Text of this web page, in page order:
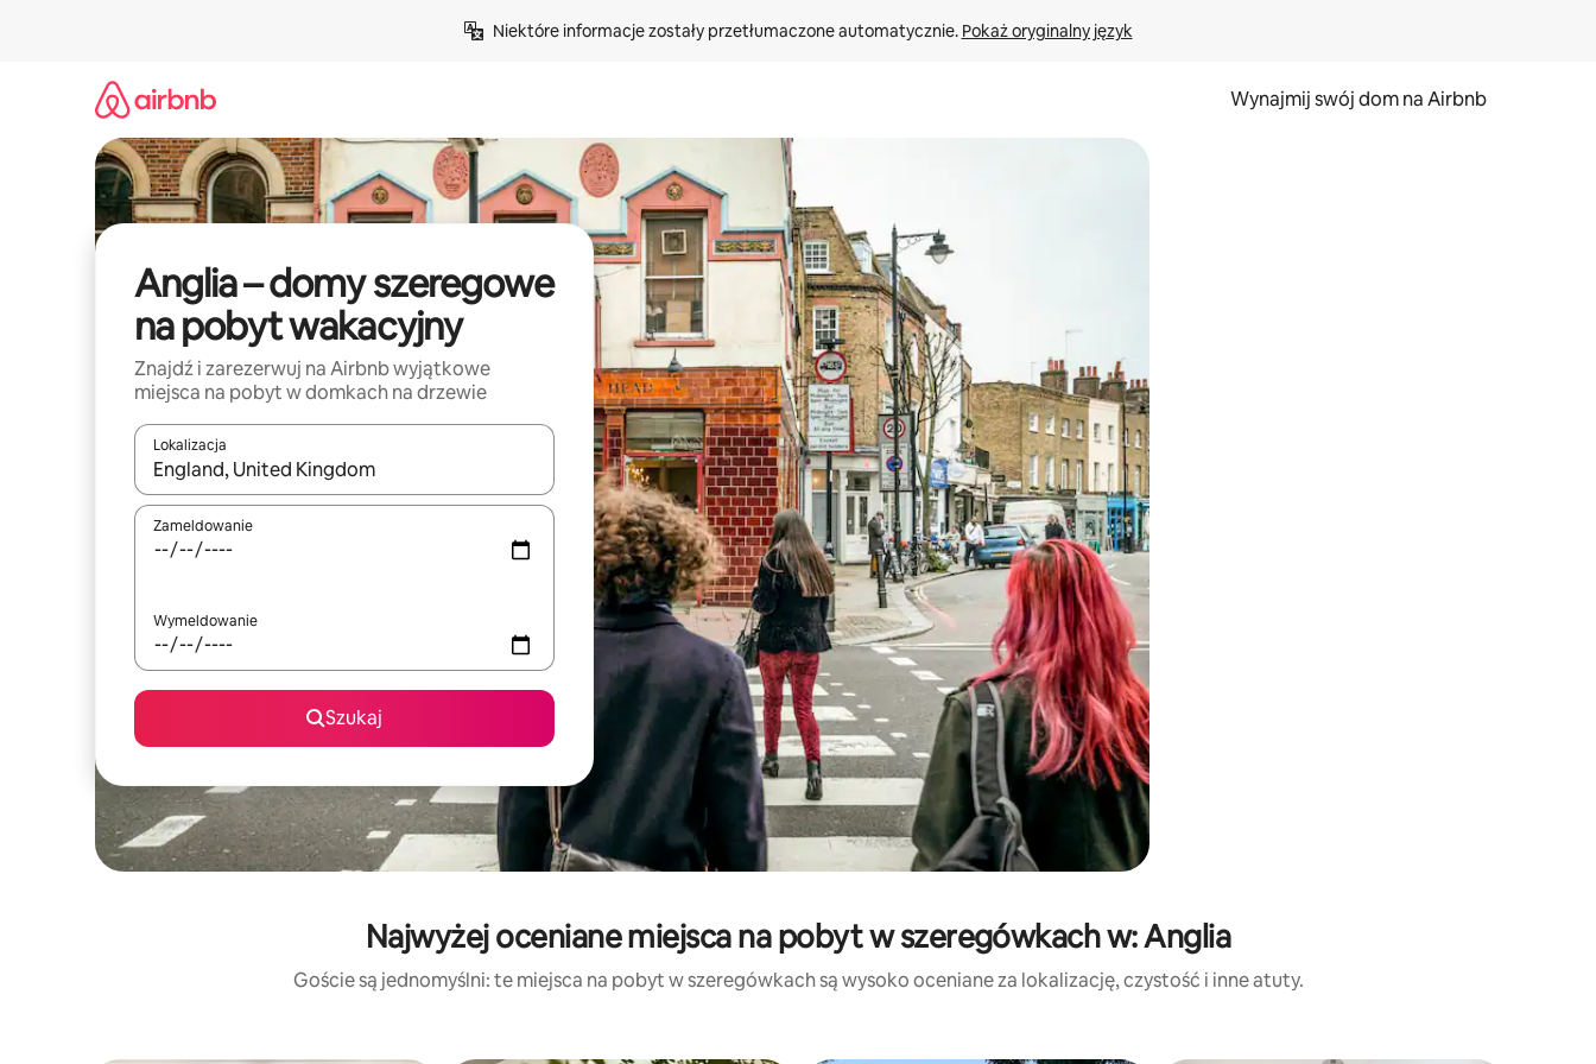
Niektóre informacje zostały przetłumaczone automatycznie. Pokaż oryginalny język
Wynajmij swój dom na Airbnb
Anglia – domy szeregowe
na pobyt wakacyjny
Znajdź i zarezerwuj na Airbnb wyjątkowe
miejsca na pobyt w domkach na drzewie
Lokalizacja
Gdy wyniki będą dostępne, możesz poruszać się po nich za pomocą klawiszy strzałek w górę i w dół lub przeglądać je za pomocą gestów dotykowych lub przesuwania.
Zameldowanie
Wymeldowanie
Szukaj
Najwyżej oceniane miejsca na pobyt w szeregówkach w: Anglia
Goście są jednomyślni: te miejsca na pobyt w szeregówkach są wysoko oceniane za lokalizację, czystość i inne atuty.